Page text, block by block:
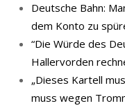
Deutsche Bahn:
dem Konto zu
“Die Würde des
Hallervorden
„Dieses Kartell
muss wegen